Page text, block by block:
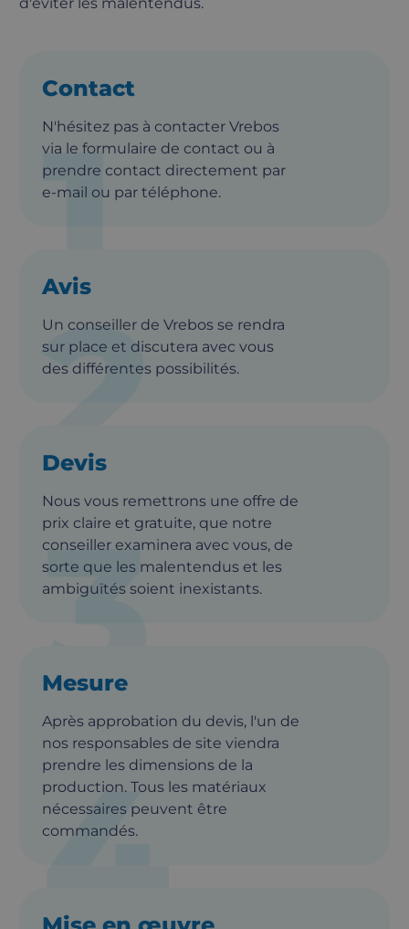
Contact
N'hésitez pas à contacter Vrebos
via le formulaire de contact ou à
prendre contact directement par
e-mail ou par téléphone.
1
Avis
Un conseiller de Vrebos se rendra
sur place et discutera avec vous
des différentes possibilités.
2
Devis
Nous vous remettrons une offre de
prix claire et gratuite, que notre
conseiller examinera avec vous, de
sorte que les malentendus et les
ambiguïtés soient inexistants.
3
Mesure
Après approbation du devis, l'un de
nos responsables de site viendra
prendre les dimensions de la
production. Tous les matériaux
nécessaires peuvent être
commandés.
4